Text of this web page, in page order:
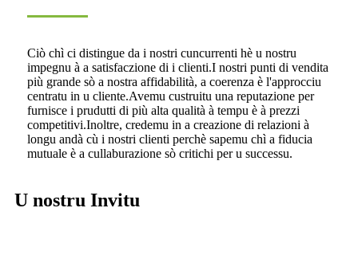
Ciò chì ci distingue da i nostri cuncurrenti hè u nostru
impegnu à a satisfaczione di i clienti.I nostri punti di vendita
più grande sò a nostra affidabilità, a coerenza è l'approcciu
centratu in u cliente.Avemu custruitu una reputazione per
furnisce i prudutti di più alta qualità à tempu è à prezzi
competitivi.Inoltre, credemu in a creazione di relazioni à
longu andà cù i nostri clienti perchè sapemu chì a fiducia
mutuale è a cullaburazione sò critichi per u successu.
U nostru Invitu